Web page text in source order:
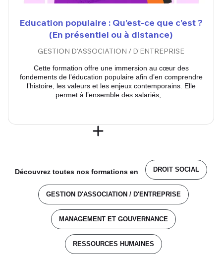
Education populaire : Qu’est-ce que c’est ?
(En présentiel ou à distance)
GESTION D'ASSOCIATION / D'ENTREPRISE
Cette formation offre une immersion au cœur des
fondements de l’éducation populaire afin d’en comprendre
l’histoire, les valeurs et les enjeux contemporains. Elle
permet à l’ensemble des salariés,...
Découvrez toutes nos formations en DROIT SOCIAL
GESTION D'ASSOCIATION / D'ENTREPRISE
MANAGEMENT ET GOUVERNANCE
RESSOURCES HUMAINES